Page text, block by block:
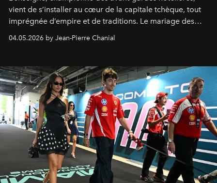
vient de s’installer au cœur de la capitale tchèque, tout
imprégnée d’empire et de traditions. Le mariage des
extrêmes fait merveille.
04.05.2026 by Jean-Pierre Chanial